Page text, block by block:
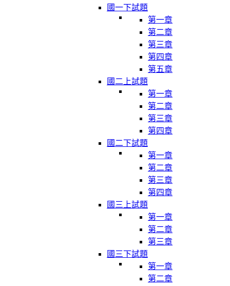
國一下試題
第一章
第二章
第三章
第四章
第五章
國二上試題
第一章
第二章
第三章
第四章
國二下試題
第一章
第二章
第三章
第四章
國三上試題
第一章
第二章
第三章
國三下試題
第一章
第二章